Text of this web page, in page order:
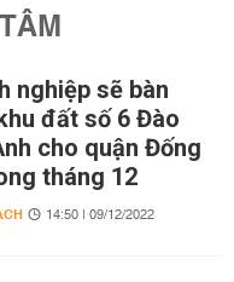
nghiệp sẽ bàn
đất số 6 Đào
cho quận Đống
tháng 12
14:50 | 09/12/2022